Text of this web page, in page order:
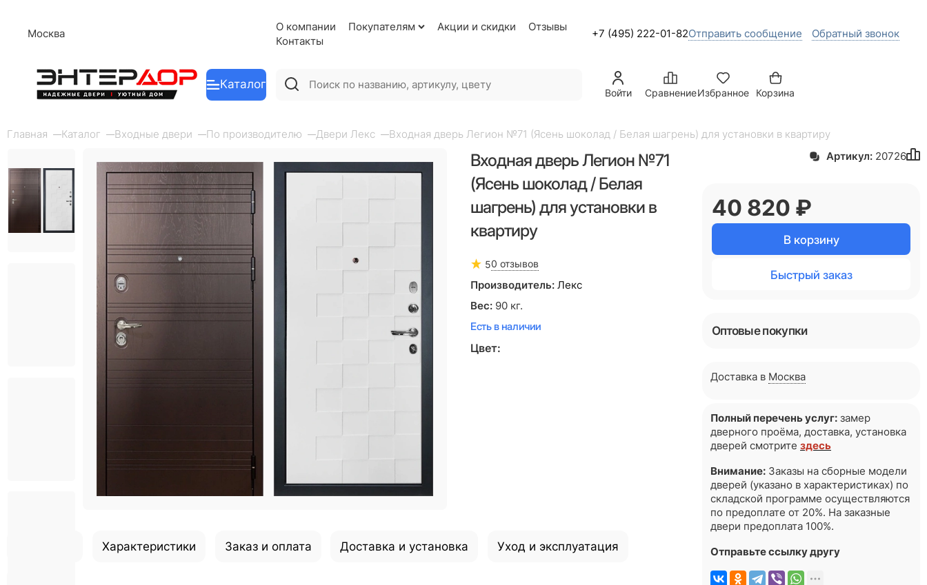
Москва
О компании Покупателям Акции и скидки
Отзывы
Контакты
+7 (495) 222-01-82Отправить сообщение Обратный звонок
Каталог
Войти СравнениеИзбранное Корзина
Главная Каталог Входные двери По производителю Двери Лекс Входная дверь Легион №71 (Ясень шоколад / Белая шагрень) для установки в квартиру
Входная дверь Легион №71
(Ясень шоколад / Белая
шагрень) для установки в
квартиру
50 отзывов
Производитель: Лекс
Вес: 90 кг.
Есть в наличии
Цвет:
Характеристики Заказ и оплата Доставка и установка Уход и эксплуатация
Артикул: 20726
40 820 ₽
В корзину
Быстрый заказ
Оптовые покупки
Доставка в Москва
Полный перечень услуг: замер
дверного проёма, доставка, установка
дверей смотрите здесь
Внимание: Заказы на сборные модели
дверей (указано в характеристиках) по
складской программе осуществляются
по предоплате от 20%. На заказные
двери предоплата 100%.
Отправьте ссылку другу